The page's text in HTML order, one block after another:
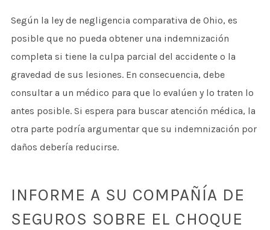
Según la ley de negligencia comparativa de Ohio, es
posible que no pueda obtener una indemnización
completa si tiene la culpa parcial del accidente o la
gravedad de sus lesiones. En consecuencia, debe
consultar a un médico para que lo evalúen y lo traten lo
antes posible. Si espera para buscar atención médica, la
otra parte podría argumentar que su indemnización por
daños debería reducirse.
INFORME A SU COMPAÑÍA DE
SEGUROS SOBRE EL CHOQUE